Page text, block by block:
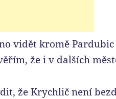
vidět kromě
že i v dalších
že Krychlič není